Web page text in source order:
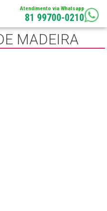
Atendimento via Whatsapp
81 99700-0210
MADEIRA